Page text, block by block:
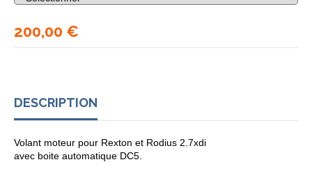
200,00 €
DESCRIPTION
Volant moteur pour Rexton et Rodius 2.7xdi
avec boite automatique DC5.